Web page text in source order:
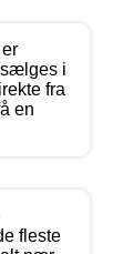
sælges i
fra
en
fleste